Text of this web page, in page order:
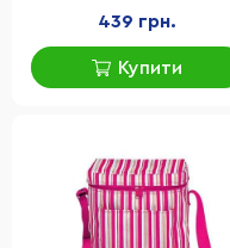
439 грн.
Купити